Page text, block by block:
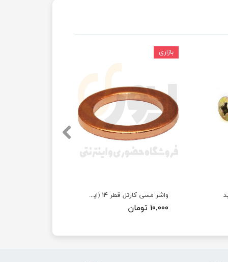
واشر مسی کارتل قطر ۱۴ (ایرانخودرویی)
۱۰,۰۰۰ تومان
بازاری